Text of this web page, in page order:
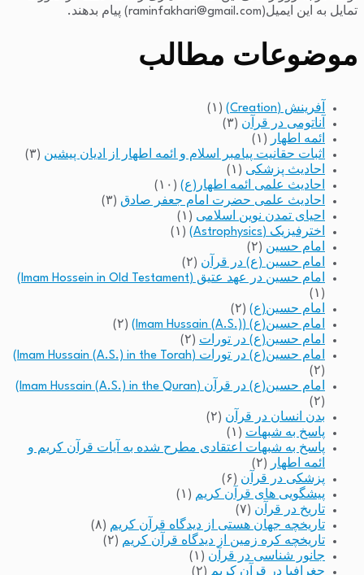
تمایل به این ایمیل(raminfakhari@gmail.com) پیام بدهند.
موضوعات مطالب
آفرینش (Creation)
(۱)
آناتومی در قرآن (۳)
ائمه اطهار
(۱)
اثبات حقانیت پیامبر اسلام و ائمه اطهار از ادیان پیشین (۳)
احادیث پزشکی (۱)
احادیث علمی ائمه اطهار(ع) (۱۰)
احادیث علمی حضرت امام جعفر صادق (۳)
احیای تمدن نوین اسلامی (۱)
اخترفیزیک (Astrophysics)
(۱)
امام حسین (۲)
امام حسین (ع) در قرآن (۲)
امام حسین در عهد عتیق (Imam Hossein in Old Testament)
(۱)
امام حسین(ع) (۲)
امام حسین(ع) (Imam Hussain (A.S.))
(۲)
امام حسین(ع) در تورات (۲)
امام حسین(ع) در تورات (Imam Hussain (A.S.) in the Torah)
(۲)
امام حسین(ع) در قرآن (Imam Hussain (A.S.) in the Quran)
(۲)
بدن انسان در قرآن (۲)
پاسخ به شبهات (۱)
پاسخ به شبهات اعتقادی مطرح شده به آیات قرآن کریم و
ائمه اطهار
(۲)
پزشکی در قرآن (۶)
پیشگویی های قرآن کریم (۱)
تاریخ در قرآن (۷)
تاریخچه جهان هستی از دیدگاه قرآن کریم (۸)
تاریخچه کره زمین از دیدگاه قرآن کریم (۲)
جانور شناسی در قرآن (۱)
جغرافیا در قرآن کریم (۲)